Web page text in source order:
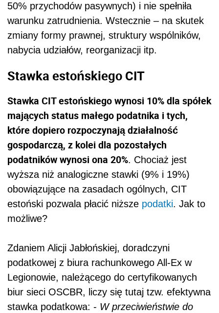
50% przychodów pasywnych) i nie spełniła
warunku zatrudnienia. Wstecznie – na skutek
zmiany formy prawnej, struktury wspólników,
nabycia udziałów, reorganizacji itp.
Stawka estońskiego CIT
Stawka CIT estońskiego wynosi 10% dla spółek
mających status małego podatnika i tych,
które dopiero rozpoczynają działalność
gospodarczą, z kolei dla pozostałych
podatników wynosi ona 20%. Chociaż jest
wyższa niż analogiczne stawki (9% i 19%)
obowiązujące na zasadach ogólnych, CIT
estoński pozwala płacić niższe podatki. Jak to
możliwe?
Zdaniem Alicji Jabłońskiej, doradczyni
podatkowej z biura rachunkowego All-Ex w
Legionowie, należącego do certyfikowanych
biur sieci OSCBR, liczy się tutaj tzw. efektywna
stawka podatkowa: - W przeciwieństwie do